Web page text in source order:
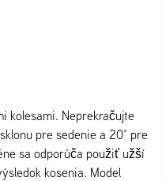
kolesami. Neprekračujte
pre sedenie a 20° pre
sa odporúča použiť užší
kosenia. Model